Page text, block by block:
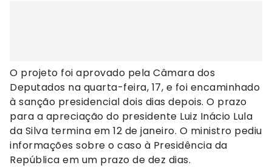
O projeto foi aprovado pela Câmara dos
Deputados na quarta-feira, 17, e foi encaminhado
à sanção presidencial dois dias depois. O prazo
para a apreciação do presidente Luiz Inácio Lula
da Silva termina em 12 de janeiro. O ministro pediu
informações sobre o caso à Presidência da
República em um prazo de dez dias.